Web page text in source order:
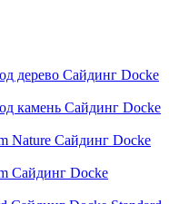
Сайдинг Docke
Сайдинг Docke
Сайдинг Docke
Сайдинг Docke